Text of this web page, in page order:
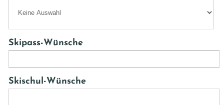
Skipass-Wünsche
Skischul-Wünsche